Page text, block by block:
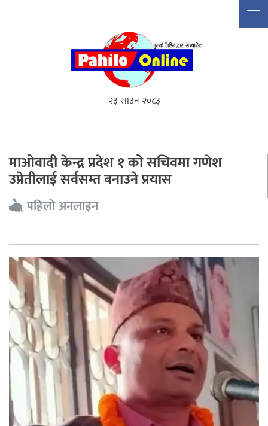
२३ साउन २०८३
माओवादी केन्द्र प्रदेश १ को सचिवमा गणेश
उप्रेतीलाई सर्वसम्त बनाउने प्रयास
पहिलो अनलाइन